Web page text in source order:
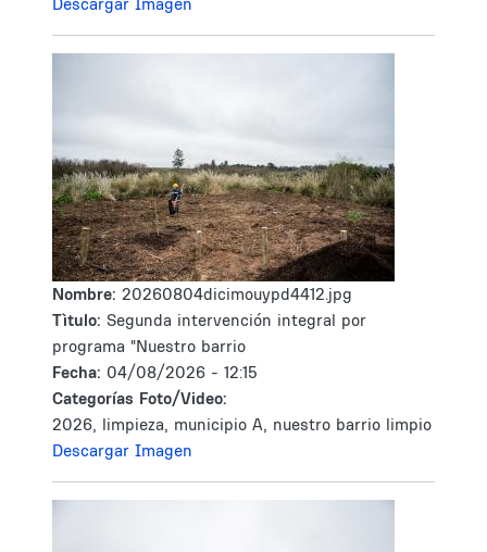
Nombre: 20260804dicimouypd4412.jpg
Tìtulo: Segunda intervención integral por
programa "Nuestro barrio
Fecha: 04/08/2026 - 12:15
Categorías Foto/Video:
2026, limpieza, municipio A, nuestro barrio limpio
Descargar Imagen